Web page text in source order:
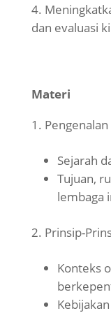
dan evaluasi
Materi
Sejarah
Tujuan,
lembaga
Prinsip-
Konteks